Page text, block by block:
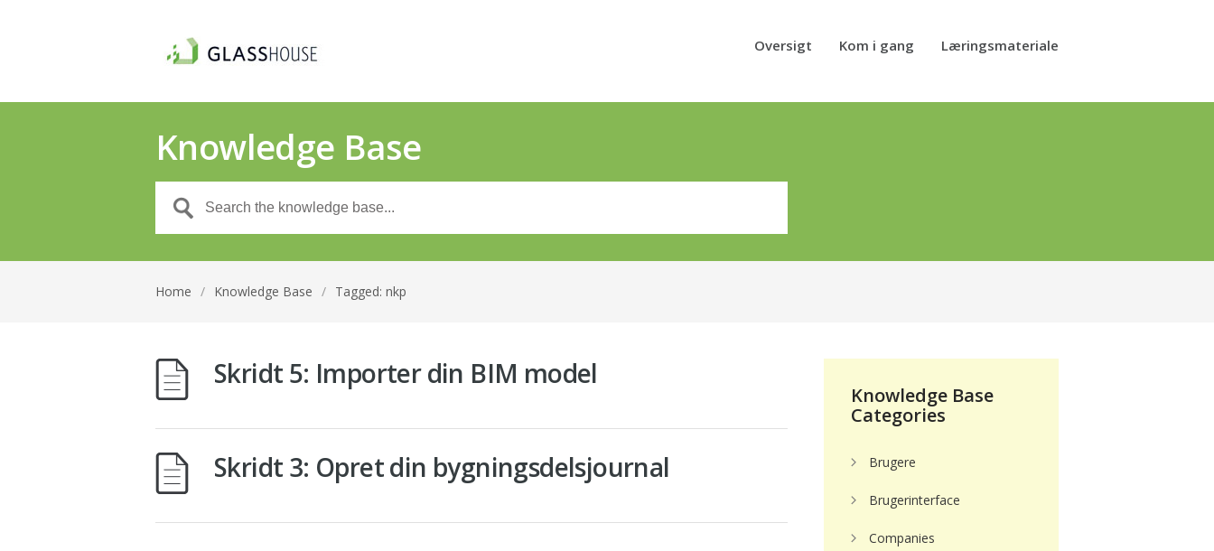
Oversigt Kom i gang Læringsmateriale
Knowledge Base
Home / Knowledge Base / Tagged: nkp
Skridt 5: Importer din BIM model
Skridt 3: Opret din bygningsdelsjournal
Knowledge Base
Categories
Brugere
Brugerinterface
Companies